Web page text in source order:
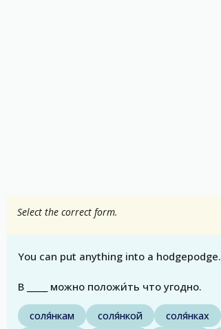
Select the correct form.
You can put anything into a hodgepodge.
В _____ можно положи́ть что угодно.
соля́нкам соля́нкой соля́нках